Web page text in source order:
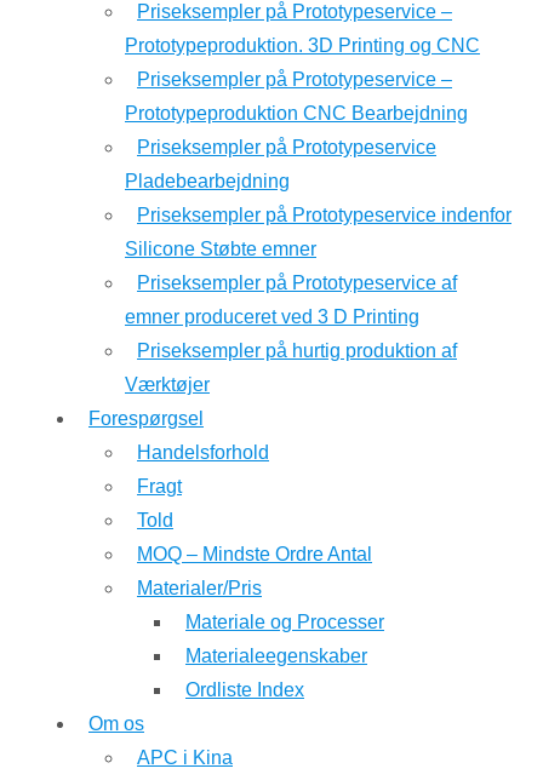
Priseksempler på Prototypeservice –
Prototypeproduktion. 3D Printing og CNC
Priseksempler på Prototypeservice –
Prototypeproduktion CNC Bearbejdning
Priseksempler på Prototypeservice
Pladebearbejdning
Priseksempler på Prototypeservice indenfor
Silicone Støbte emner
Priseksempler på Prototypeservice af
emner produceret ved 3 D Printing
Priseksempler på hurtig produktion af
Værktøjer
Forespørgsel
Handelsforhold
Fragt
Told
MOQ – Mindste Ordre Antal
Materialer/Pris
Materiale og Processer
Materialeegenskaber
Ordliste Index
Om os
APC i Kina